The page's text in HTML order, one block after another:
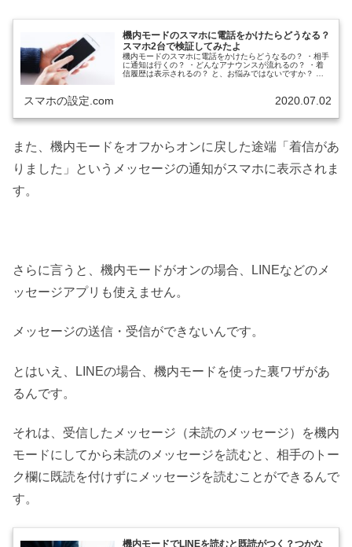
機内モードのスマホに電話をかけたらどうなる？
スマホ2台で検証してみたよ
機内モードのスマホに電話をかけたらどうなるの？ ・相手
に通知は行くの？ ・どんなアナウンスが流れるの？ ・着
信履歴は表示されるの？ と、お悩みではないですか？ た
スマホの設定.com 2020.07.02
また、機内モードをオフからオンに戻した途端「着信があ
りました」というメッセージの通知がスマホに表示されま
す。
さらに言うと、機内モードがオンの場合、LINEなどのメ
ッセージアプリも使えません。
メッセージの送信・受信ができないんです。
とはいえ、LINEの場合、機内モードを使った裏ワザがあ
るんです。
それは、受信したメッセージ（未読のメッセージ）を機内
モードにしてから未読のメッセージを読むと、相手のトー
ク欄に既読を付けずにメッセージを読むことができるんで
す。
機内モードでLINEを読むと既読がつく？つかな